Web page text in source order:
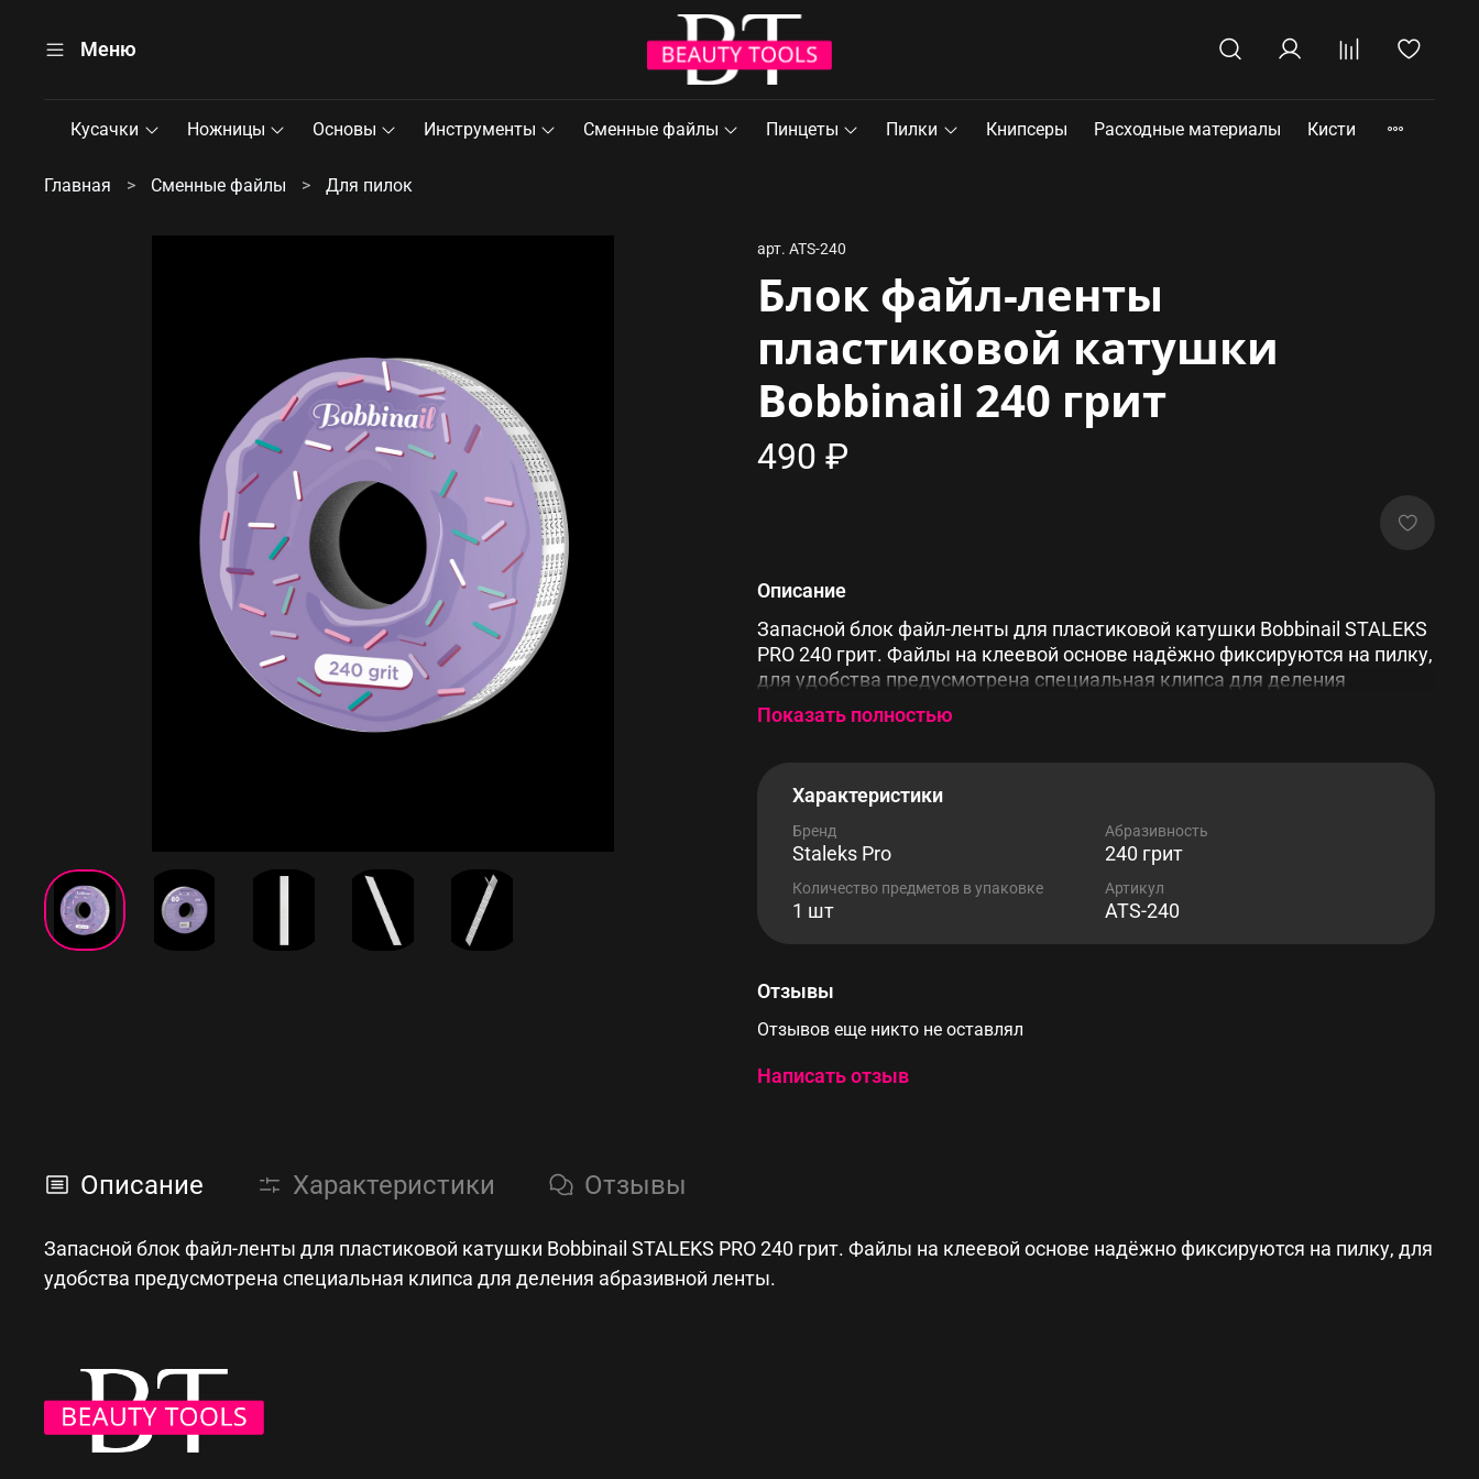
Меню
Кусачки Ножницы Основы Инструменты Сменные файлы Пинцеты Пилки Книпсеры Расходные материалы Кисти
Главная Сменные файлы Для пилок
арт. ATS-240
Блок файл-ленты
пластиковой катушки
Bobbinail 240 грит
490 ₽
Описание
Запасной блок файл-ленты для пластиковой катушки Bobbinail STALEKS
PRO 240 грит. Файлы на клеевой основе надёжно фиксируются на пилку,
для удобства предусмотрена специальная клипса для деления
абразивной ленты.
Показать полностью
Характеристики
Бренд
Staleks Pro
Абразивность
240 грит
Количество предметов в упаковке
1 шт
Артикул
ATS-240
Отзывы
Отзывов еще никто не оставлял
Написать отзыв
Описание Характеристики Отзывы
Запасной блок файл-ленты для пластиковой катушки Bobbinail STALEKS PRO 240 грит. Файлы на клеевой основе надёжно фиксируются на пилку, для
удобства предусмотрена специальная клипса для деления абразивной ленты.